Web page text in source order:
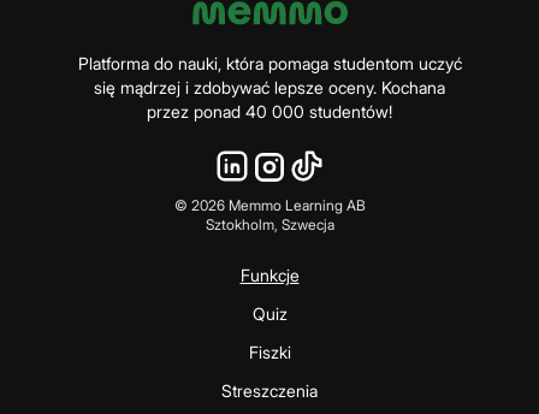
Platforma do nauki, która pomaga studentom uczyć
się mądrzej i zdobywać lepsze oceny. Kochana
przez ponad 40 000 studentów!
© 2026Memmo Learning AB
Sztokholm, Szwecja
Funkcje
Quiz
Fiszki
Streszczenia